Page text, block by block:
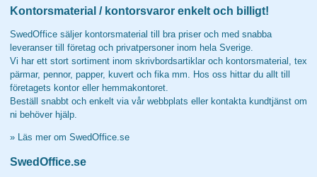
Kontorsmaterial / kontorsvaror enkelt och billigt!
SwedOffice säljer kontorsmaterial till bra priser och med snabba
leveranser till företag och privatpersoner inom hela Sverige.
Vi har ett stort sortiment inom skrivbordsartiklar och kontorsmaterial, tex
pärmar, pennor, papper, kuvert och fika mm. Hos oss hittar du allt till
företagets kontor eller hemmakontoret.
Beställ snabbt och enkelt via vår webbplats eller kontakta kundtjänst om
ni behöver hjälp.
» Läs mer om SwedOffice.se
SwedOffice.se